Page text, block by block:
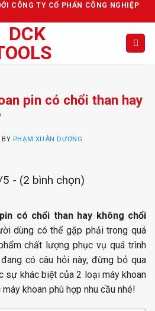
CÔNG TY CỔ PHẨN CÔNG NGHIỆP
pin có chổi than hay
BY PHẠM XUÂN DƯƠNG
- (2 bình chọn)
có chổi than hay không chổi
dùng có thể gặp phải trong quá
chất lượng phục vụ quá trình
có câu hỏi này, đừng bỏ qua
sự khác biệt của 2 loại máy khoan
khoan phù hợp nhu cầu nhé!